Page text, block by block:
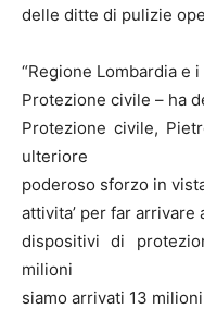
delle ditte di pulizie
“Regione Lombardia e
Protezione civile – ha
Protezione civile,
ulteriore
poderoso sforzo in
attivita’ per far arrivare
dispositivi di
milioni
siamo arrivati 13